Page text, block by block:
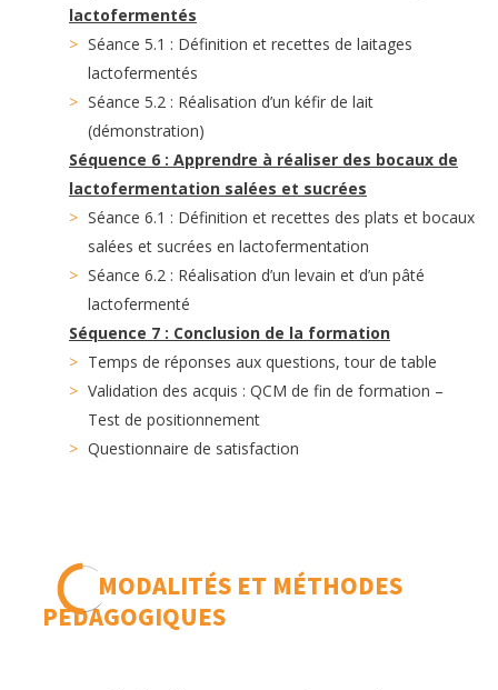
lactofermentés
Séance 5.1 : Définition et recettes de laitages
lactofermentés
Séance 5.2 : Réalisation d’un kéfir de lait
(démonstration)
Séquence 6 : Apprendre à réaliser des bocaux de
lactofermentation salées et sucrées
Séance 6.1 : Définition et recettes des plats et bocaux
salées et sucrées en lactofermentation
Séance 6.2 : Réalisation d’un levain et d’un pâté
lactofermenté
Séquence 7 : Conclusion de la formation
Temps de réponses aux questions, tour de table
Validation des acquis : QCM de fin de formation –
Test de positionnement
Questionnaire de satisfaction
MODALITÉS ET MÉTHODES
PÉDAGOGIQUES